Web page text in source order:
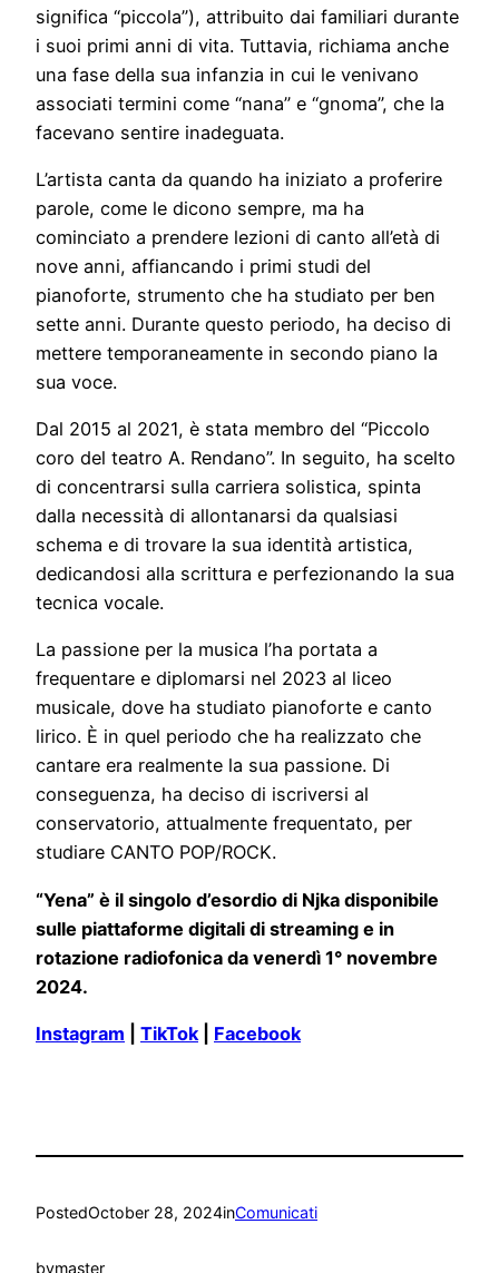
significa “piccola”), attribuito dai familiari durante
i suoi primi anni di vita. Tuttavia, richiama anche
una fase della sua infanzia in cui le venivano
associati termini come “nana” e “gnoma”, che la
facevano sentire inadeguata.
L’artista canta da quando ha iniziato a proferire
parole, come le dicono sempre, ma ha
cominciato a prendere lezioni di canto all’età di
nove anni, affiancando i primi studi del
pianoforte, strumento che ha studiato per ben
sette anni. Durante questo periodo, ha deciso di
mettere temporaneamente in secondo piano la
sua voce.
Dal 2015 al 2021, è stata membro del “Piccolo
coro del teatro A. Rendano”. In seguito, ha scelto
di concentrarsi sulla carriera solistica, spinta
dalla necessità di allontanarsi da qualsiasi
schema e di trovare la sua identità artistica,
dedicandosi alla scrittura e perfezionando la sua
tecnica vocale.
La passione per la musica l’ha portata a
frequentare e diplomarsi nel 2023 al liceo
musicale, dove ha studiato pianoforte e canto
lirico. È in quel periodo che ha realizzato che
cantare era realmente la sua passione. Di
conseguenza, ha deciso di iscriversi al
conservatorio, attualmente frequentato, per
studiare CANTO POP/ROCK.
“Yena” è il singolo d’esordio di Njka disponibile
sulle piattaforme digitali di streaming e in
rotazione radiofonica da venerdì 1° novembre
2024.
Instagram TikTok| Facebook
PostedOctober 28, 2024inComunicati
bymaster